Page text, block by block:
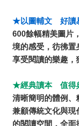
★以圖輔文 好讀
600餘幅精美圖片
境的感受，彷彿置
享受閱讀的樂趣，
★經典讀本 值得
清晰簡明的體例、
兼顧傳統文化與現
的閱讀空間，全面